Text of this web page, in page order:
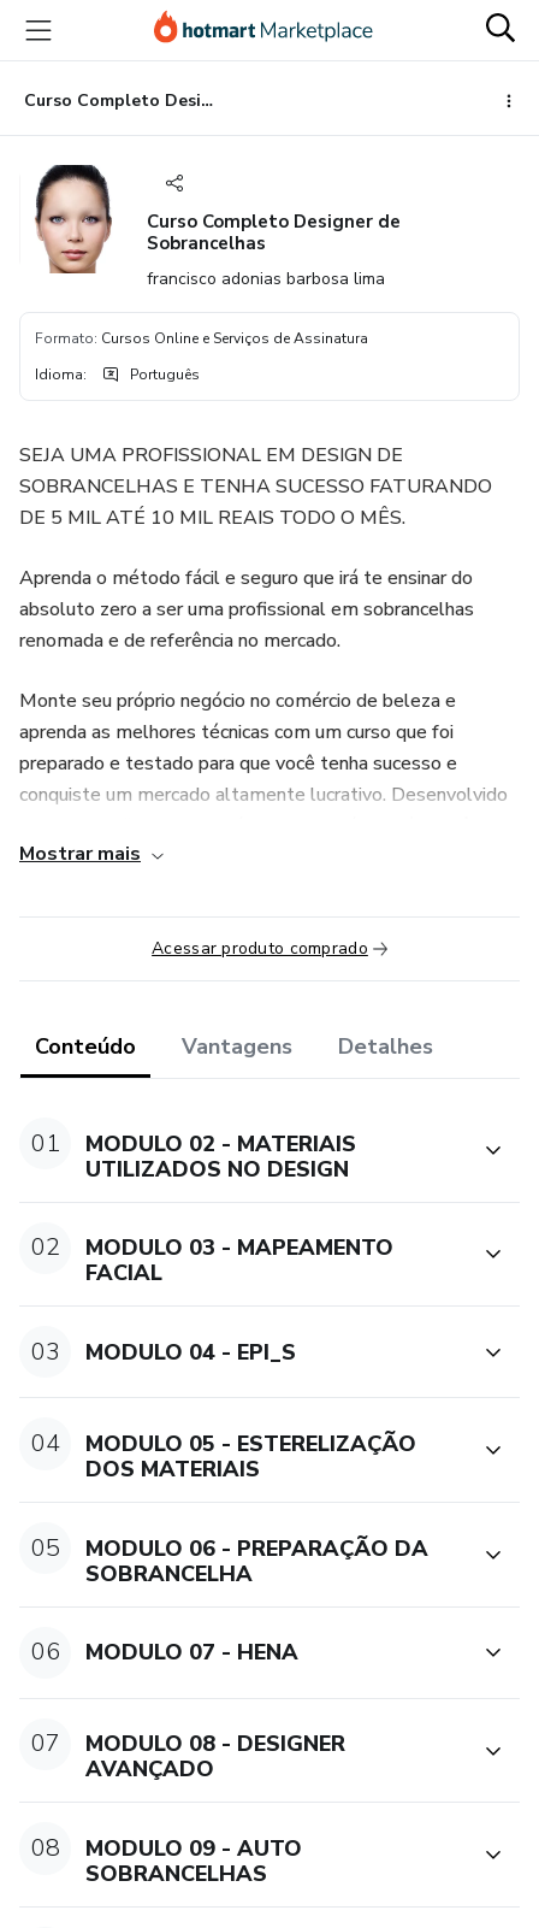
para
conteúdo
principal
para
pagamento
para
rodapé
Curso Completo Designer de Sobrancelhas
Curso Completo Designer de
Sobrancelhas
francisco adonias barbosa lima
Formato: Cursos Online e Serviços de Assinatura
Idioma: Português
SEJA UMA PROFISSIONAL EM DESIGN DE
SOBRANCELHAS E TENHA SUCESSO FATURANDO
DE 5 MIL ATÉ 10 MIL REAIS TODO O MÊS.
Aprenda o método fácil e seguro que irá te ensinar do
absoluto zero a ser uma profissional em sobrancelhas
renomada e de referência no mercado.
Monte seu próprio negócio no comércio de beleza e
aprenda as melhores técnicas com um curso que foi
preparado e testado para que você tenha sucesso e
conquiste um mercado altamente lucrativo. Desenvolvido
no ramo de beleza facial.
Vídeo-Aulas em 10 Módulos.
Conteúdo do Curso:
MODULO 01 - BOAS VINDAS 💕
MODULO 03 - MAPEAMENTO FACIAL
MODULO 05 - ESTERELIZAÇÃO DOS MATERIAIS
MODULO 06 - PREPARAÇÃO DA SOBRANCELHA
MODULO 07 - HENA
MODULO 08 - DESIGNER AVANÇADO
MODULO 10 - BÔNUS
Mostrar mais
Acessar produto comprado
Conteúdo Vantagens Detalhes
01
MODULO 02 - MATERIAIS
UTILIZADOS NO DESIGN
02
MODULO 03 - MAPEAMENTO
FACIAL
03 MODULO 04 - EPI_S
04
MODULO 05 - ESTERELIZAÇÃO
DOS MATERIAIS
05
MODULO 06 - PREPARAÇÃO DA
SOBRANCELHA
06 MODULO 07 - HENA
07
MODULO 08 - DESIGNER
AVANÇADO
08
MODULO 09 - AUTO
SOBRANCELHAS